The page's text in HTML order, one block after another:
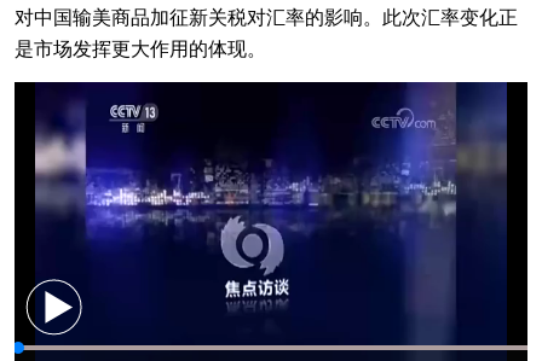
对中国输美商品加征新关税对汇率的影响。此次汇率变化正
是市场发挥更大作用的体现。